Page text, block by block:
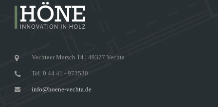
Vechtaer Marsch 14 | 49377 Vechta
Tel. 0 44 41 - 973530
info@hoene-vechta.de